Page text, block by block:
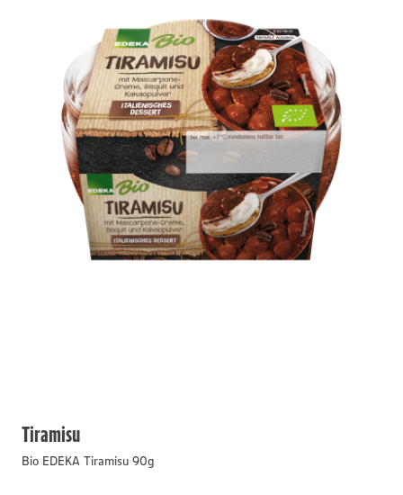
Tiramisu
Bio EDEKA Tiramisu 90g